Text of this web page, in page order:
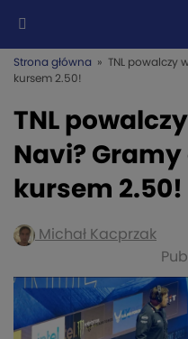
Strona główna » TNL powalczy
kursem 2.50!
TNL
Navi? Gramy
kursem 2.50!
Michał Kacprzak